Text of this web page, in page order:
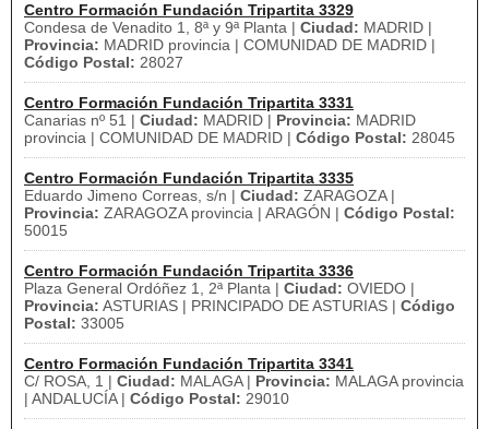
Centro Formación Fundación Tripartita 3329
Condesa de Venadito 1, 8ª y 9ª Planta | Ciudad: MADRID |
Provincia: MADRID provincia | COMUNIDAD DE MADRID |
Código Postal: 28027
Centro Formación Fundación Tripartita 3331
Canarias nº 51 | Ciudad: MADRID | Provincia: MADRID
provincia | COMUNIDAD DE MADRID | Código Postal: 28045
Centro Formación Fundación Tripartita 3335
Eduardo Jimeno Correas, s/n | Ciudad: ZARAGOZA |
Provincia: ZARAGOZA provincia | ARAGÓN | Código Postal:
50015
Centro Formación Fundación Tripartita 3336
Plaza General Ordóñez 1, 2ª Planta | Ciudad: OVIEDO |
Provincia: ASTURIAS | PRINCIPADO DE ASTURIAS | Código
Postal: 33005
Centro Formación Fundación Tripartita 3341
C/ ROSA, 1 | Ciudad: MALAGA | Provincia: MALAGA provincia
| ANDALUCÍA | Código Postal: 29010